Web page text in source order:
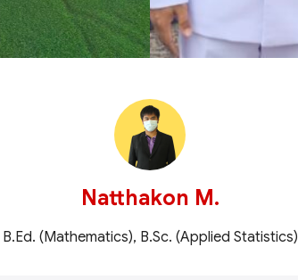
Natthakon M.
B.Ed. (Mathematics), B.Sc. (Applied Statistics)